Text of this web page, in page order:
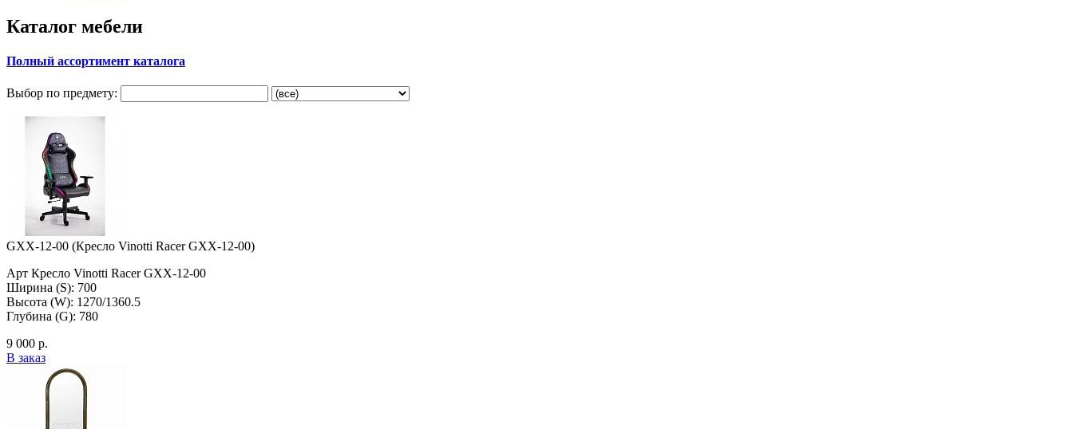
Каталог мебели
Полный ассортимент каталога
Выбор по предмету:
GXX-12-00 (Кресло Vinotti Racer GXX-12-00)
Арт Кресло Vinotti Racer GXX-12-00
Ширина (S): 700
Высота (W): 1270/1360.5
Глубина (G): 780
9 000 р.
В заказ